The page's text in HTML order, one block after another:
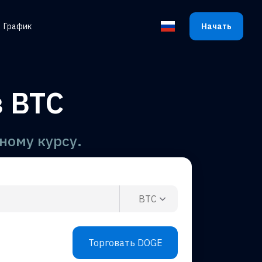
График Выбрать язык
Начать
курсу.
BTC
Торговать DOGE